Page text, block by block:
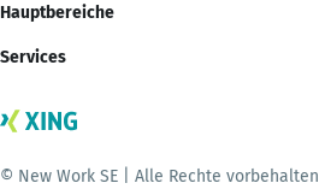
Hauptbereiche
Services
© New Work SE | Alle Rechte vorbehalten